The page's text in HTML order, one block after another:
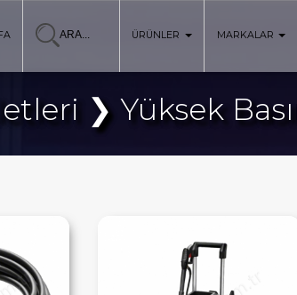
ÜRÜNLER MARKALAR
❯ Yüksek